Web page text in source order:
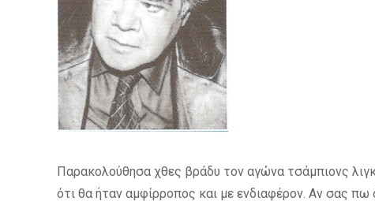
Παρακολούθησα χθες βράδυ τον αγώνα τσάμπιονς
ότι θα ήταν αμφίρροπος και με ενδιαφέρον. Αν σας